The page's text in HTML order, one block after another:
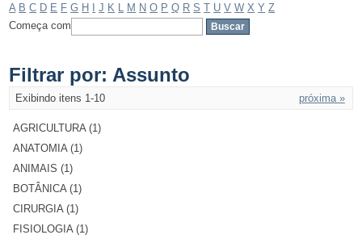
A B C D E F G H J K M N O P Q R S T U V W X Y Z
Começa com
Filtrar por: Assunto
Exibindo itens 1-10 próxima »
AGRICULTURA (1)
ANATOMIA (1)
ANIMAIS (1)
BOTÂNICA (1)
CIRURGIA (1)
FISIOLOGIA (1)